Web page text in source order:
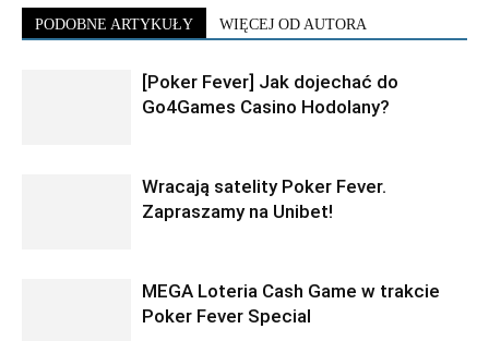
PODOBNE ARTYKUŁY WIĘCEJ OD AUTORA
[Poker Fever] Jak dojechać do
Go4Games Casino Hodolany?
Wracają satelity Poker Fever.
Zapraszamy na Unibet!
MEGA Loteria Cash Game w trakcie
Poker Fever Special